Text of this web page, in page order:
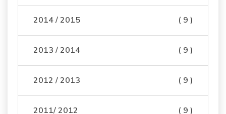
2014 / 2015 ( 9 )
2013 / 2014 ( 9 )
2012 / 2013 ( 9 )
2011/ 2012 ( 9 )